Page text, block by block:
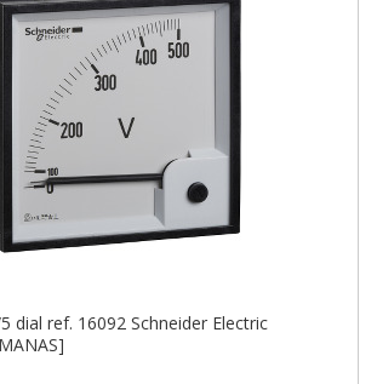
dial ref. 16092 Schneider Electric